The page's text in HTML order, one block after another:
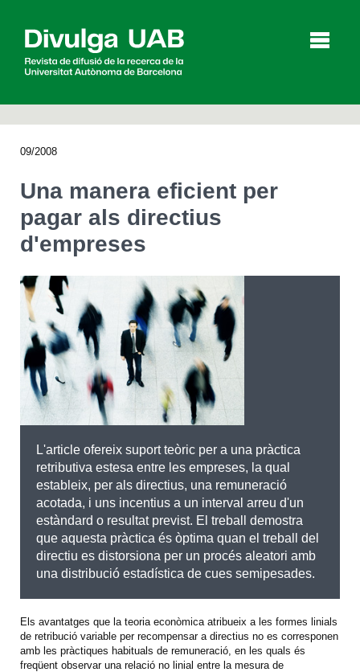
Agenda
English Español
CERCAR
09/2008
Una manera eficient per
pagar als directius
d'empreses
L'article ofereix suport teòric per a una pràctica
retributiva estesa entre les empreses, la qual
estableix, per als directius, una remuneració
acotada, i uns incentius a un interval arreu d'un
estàndard o resultat previst. El treball demostra
que aquesta pràctica és òptima quan el treball del
directiu es distorsiona per un procés aleatori amb
una distribució estadística de cues semipesades.
Els avantatges que la teoria econòmica atribueix a les formes linials
de retribució variable per recompensar a directius no es corresponen
amb les pràctiques habituals de remuneració, en les quals és
freqüent observar una relació no linial entre la mesura de